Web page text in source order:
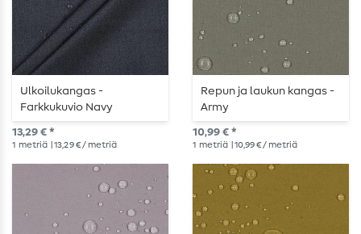
Ulkoilukangas -
Farkkukuvio Navy
13,29 € *
1 metriä | 13,29 € / metriä
Repun ja laukun kangas -
Army
10,99 € *
1 metriä | 10,99 € / metriä